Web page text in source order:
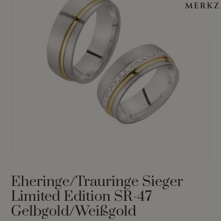
Eheringe/Trauringe Sieger
Limited Edition SR-47
Gelbgold/Weißgold